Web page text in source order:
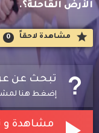
الأرض القاحلة؟.
مشاهدة لاحقاََ 0
تبحث عن
إضغط هنا
مشاهدة و